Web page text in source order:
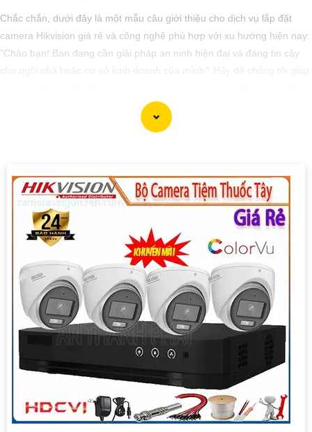
Chắc chắn, dưới đây là một mẫu câu giới thiệu cho dịch vụ lắp đặt
camera Hikvision giá rẻ và công nghệ phù hợp với xu hướng hiện nay:
"Chào bạn! Bạn đang cần giải pháp an ninh hiện đại và đáng tin cậy
hàng đầu và hiệu suất ổn định. Với chúng tôi, bạn hoàn toàn yên tâm
về an ninh mà không cần lo lắng về giá cả. Hãy liên hệ ngay để được